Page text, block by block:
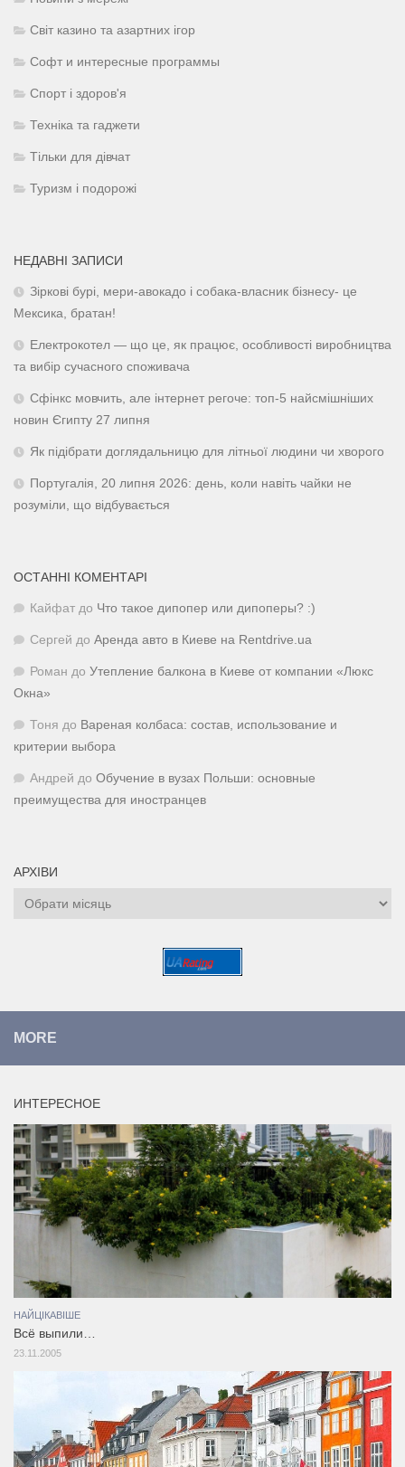
Світ казино та азартних ігор
Софт и интересные программы
Спорт і здоров'я
Техніка та гаджети
Тільки для дівчат
Туризм і подорожі
НЕДАВНІ ЗАПИСИ
Зіркові бурі, мери-авокадо і собака-власник бізнесу- це
Мексика, братан!
Електрокотел — що це, як працює, особливості виробництва
та вибір сучасного споживача
Сфінкс мовчить, але інтернет регоче: топ-5 найсмішніших
новин Єгипту 27 липня
Як підібрати доглядальницю для літньої людини чи хворого
Португалія, 20 липня 2026: день, коли навіть чайки не
розуміли, що відбувається
ОСТАННІ КОМЕНТАРІ
Кайфат до Что такое дипопер или дипоперы? :)
Сергей до Аренда авто в Киеве на Rentdrive.ua
Роман до Утепление балкона в Киеве от компании «Люкс
Окна»
Тоня до Вареная колбаса: состав, использование и
критерии выбора
Андрей до Обучение в вузах Польши: основные
преимущества для иностранцев
АРХІВИ
Архіви
MORE
ИНТЕРЕСНОЕ
НАЙЦІКАВІШЕ
Всё выпили…
23.11.2005